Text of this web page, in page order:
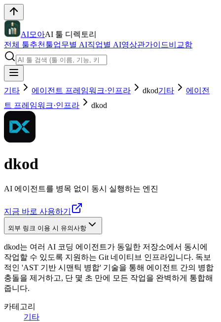
AI모아AI 툴 디렉토리
전체 툴추천툴업무별 AI직업별 AI영상관가이드비교함
기타 에이전트 프레임워크·인프라 dkod기타
에이전
트 프레임워크·인프라
dkod
dkod
AI 에이전트를 병목 없이 동시 실행하는 엔진
지금 바로 사용하기
외부 링크 이용 시 유의사항
dkod는 여러 AI 코딩 에이전트가 동일한 저장소에서 동시에
작업할 수 있도록 지원하는 Git 네이티브 인프라입니다. 독보
적인 'AST 기반 시맨틱 병합' 기술을 통해 에이전트 간의 병합
충돌을 제거하고, 단 몇 초 만에 모든 작업을 완벽하게 통합해
줍니다.
카테고리
기타